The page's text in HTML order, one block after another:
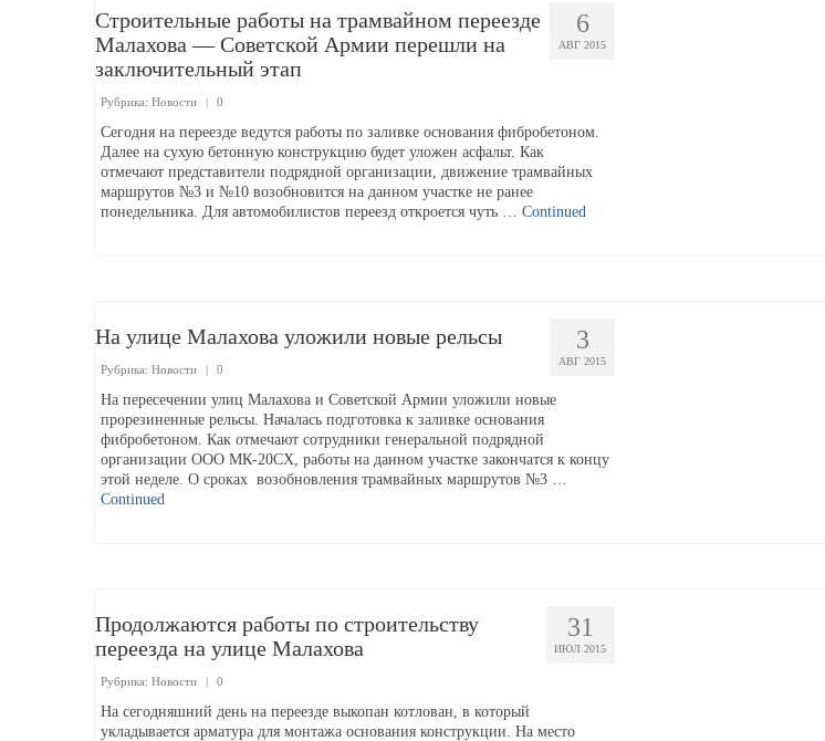
6
АВГ 2015
Строительные работы на трамвайном переезде
Малахова — Советской Армии перешли на
заключительный этап
Рубрика: Новости | 0
Сегодня на переезде ведутся работы по заливке основания фибробетоном.
Далее на сухую бетонную конструкцию будет уложен асфальт. Как
отмечают представители подрядной организации, движение трамвайных
маршрутов №3 и №10 возобновится на данном участке не ранее
понедельника. Для автомобилистов переезд откроется чуть … Continued
3
АВГ 2015
На улице Малахова уложили новые рельсы
Рубрика: Новости | 0
На пересечении улиц Малахова и Советской Армии уложили новые
прорезиненные рельсы. Началась подготовка к заливке основания
фибробетоном. Как отмечают сотрудники генеральной подрядной
организации ООО МК-20СХ, работы на данном участке закончатся к концу
этой неделе. О сроках возобновления трамвайных маршрутов №3 …
Continued
31
ИЮЛ 2015
Продолжаются работы по строительству
переезда на улице Малахова
Рубрика: Новости | 0
На сегодняшний день на переезде выкопан котлован, в который
укладывается арматура для монтажа основания конструкции. На место